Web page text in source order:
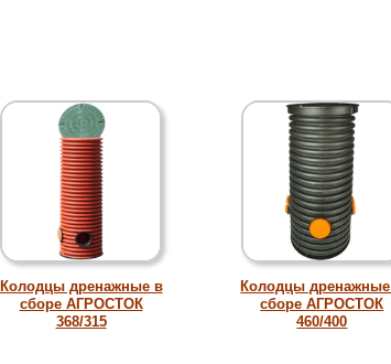
Колодцы дренажные в
сборе АГРОСТОК
368/315
Колодцы
сборе АГРОСТОК
460/400